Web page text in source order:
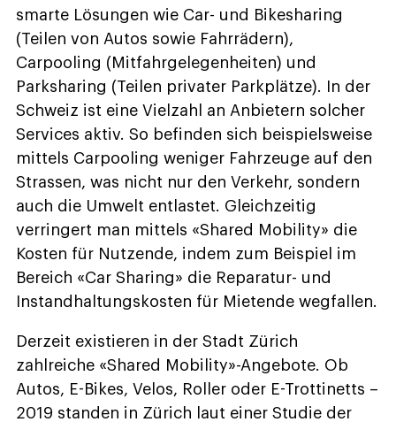
smarte Lösungen wie Car- und Bikesharing
(Teilen von Autos sowie Fahrrädern),
Carpooling (Mitfahrgelegenheiten) und
Parksharing (Teilen privater Parkplätze). In der
Schweiz ist eine Vielzahl an Anbietern solcher
Services aktiv. So befinden sich beispielsweise
mittels Carpooling weniger Fahrzeuge auf den
Strassen, was nicht nur den Verkehr, sondern
auch die Umwelt entlastet. Gleichzeitig
verringert man mittels «Shared Mobility» die
Kosten für Nutzende, indem zum Beispiel im
Bereich «Car Sharing» die Reparatur- und
Instandhaltungskosten für Mietende wegfallen.
Derzeit existieren in der Stadt Zürich
zahlreiche «Shared Mobility»-Angebote. Ob
Autos, E-Bikes, Velos, Roller oder E-Trottinetts –
2019 standen in Zürich laut einer Studie der